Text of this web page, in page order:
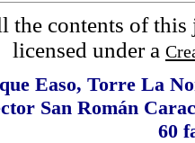
the contents of this
licensed under a
Easo, Torre La
San Román
60